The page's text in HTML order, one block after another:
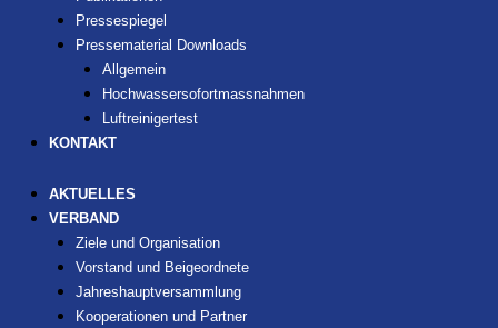
Pressespiegel
Pressematerial Downloads
Allgemein
Hochwassersofortmassnahmen
Luftreinigertest
KONTAKT
AKTUELLES
VERBAND
Ziele und Organisation
Vorstand und Beigeordnete
Jahreshauptversammlung
Kooperationen und Partner